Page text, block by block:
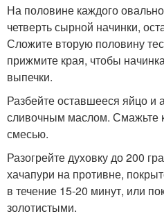
На половине каждого
четверть сырной начинки,
Сложите вторую половину
прижмите края, чтобы
выпечки.
Разбейте оставшееся яйцо и
сливочным маслом. Смажьте
смесью.
Разогрейте духовку до 200
хачапури на противне,
в течение 15-20 минут, или
золотистыми.